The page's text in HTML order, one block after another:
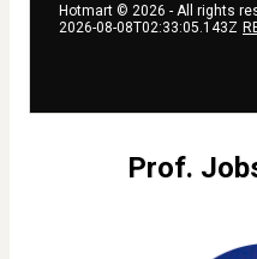
Hotmart © 2026 - All rights
2026-08-08T02:33:05.143Z
Prof.